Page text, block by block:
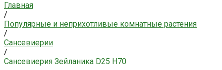
Главная
/
Популярные и неприхотливые комнатные растения
/
Сансевиерии
/
Сансевиерия Зейланика D25 H70